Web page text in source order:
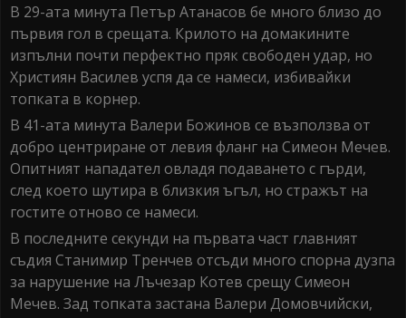
В 29-ата минута Петър Атанасов бе много близо до
първия гол в срещата. Крилото на домакините
изпълни почти перфектно пряк свободен удар, но
Християн Василев успя да се намеси, избивайки
топката в корнер.
В 41-ата минута Валери Божинов се възползва от
добро центриране от левия фланг на Симеон Мечев.
Опитният нападател овладя подаването с гърди,
след което шутира в близкия ъгъл, но стражът на
гостите отново се намеси.
В последните секунди на първата част главният
съдия Станимир Тренчев отсъди много спорна дузпа
за нарушение на Лъчезар Котев срещу Симеон
Мечев. Зад топката застана Валери Домовчийски,